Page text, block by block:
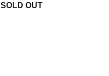
SOLD OUT